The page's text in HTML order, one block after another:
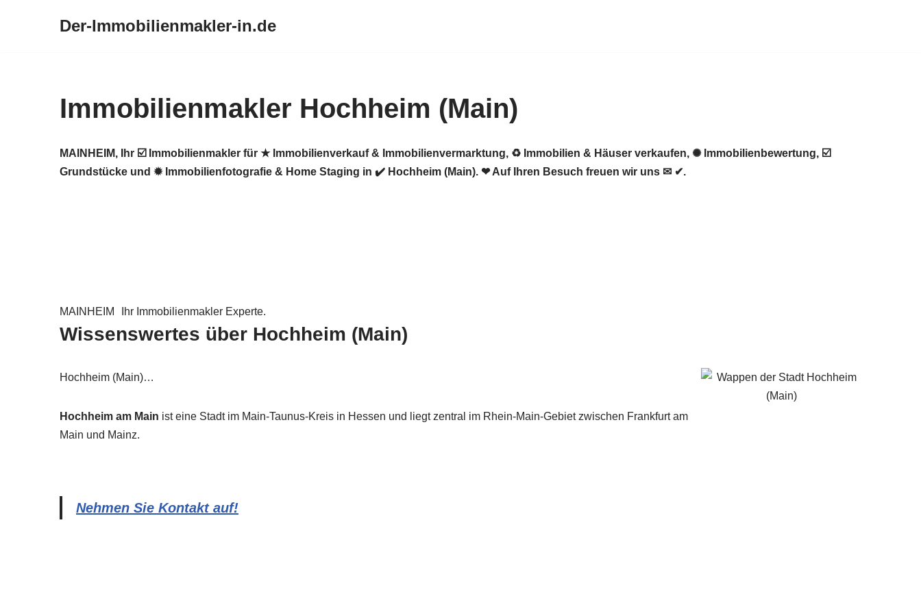
Der-Immobilienmakler-in.de
Immobilienmakler Hochheim (Main)
MAINHEIM, Ihr ☑️ Immobilienmakler für ★ Immobilienverkauf & Immobilienvermarktung, ♻ Immobilien & Häuser verkaufen, ✺ Immobilienbewertung, ☑️
Grundstücke und ✹ Immobilienfotografie & Home Staging in ✔️ Hochheim (Main). ❤ Auf Ihren Besuch freuen wir uns ✉ ✔.
MAINHEIM Ihr Immobilienmakler Experte.
Wissenswertes über Hochheim (Main)
Hochheim (Main)…
Hochheim am Main ist eine Stadt im Main-Taunus-Kreis in Hessen und liegt zentral im Rhein-Main-Gebiet zwischen Frankfurt am
Main und Mainz.
Nehmen Sie Kontakt auf!